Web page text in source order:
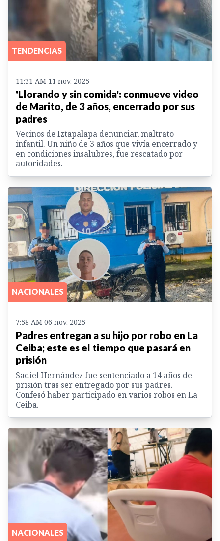
TENDENCIAS
11:31 AM 11 nov. 2025
'Llorando y sin comida': conmueve video
de Marito, de 3 años, encerrado por sus
padres
Vecinos de Iztapalapa denuncian maltrato
infantil. Un niño de 3 años que vivía encerrado y
en condiciones insalubres, fue rescatado por
autoridades.
NACIONALES
7:58 AM 06 nov. 2025
Padres entregan a su hijo por robo en La
Ceiba; este es el tiempo que pasará en
prisión
Sadiel Hernández fue sentenciado a 14 años de
prisión tras ser entregado por sus padres.
Confesó haber participado en varios robos en La
Ceiba.
NACIONALES